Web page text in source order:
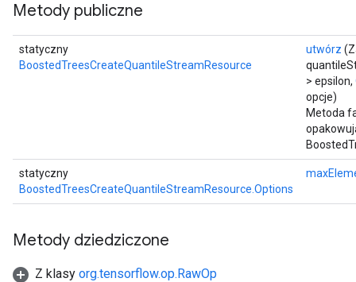
Metody publiczne
statyczny
BoostedTreesCreateQuantileStreamResource
utwórz
> epsilon,
opcje)
Metoda
statyczny
BoostedTreesCreateQuantileStreamResource.Options
Metody dziedziczone
Z klasy org.tensorflow.op.RawOp